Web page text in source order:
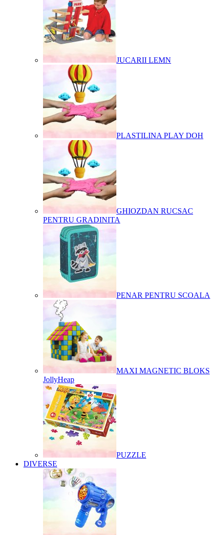
JUCARII LEMN
PLASTILINA PLAY DOH
GHIOZDAN RUCSAC
PENTRU GRADINITA
PENAR PENTRU SCOALA
MAXI MAGNETIC BLOKS
JollyHeap
PUZZLE
DIVERSE